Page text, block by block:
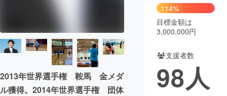
CAMPFIRE Creation
CAMPFIREふるさと納税machi-ya コミュニティ
2013年世界選手権 鞍馬 金メダ
ル獲得。2014年世界選手権 団体
114%
目標金額は
3,000,000円
支援者数
98人